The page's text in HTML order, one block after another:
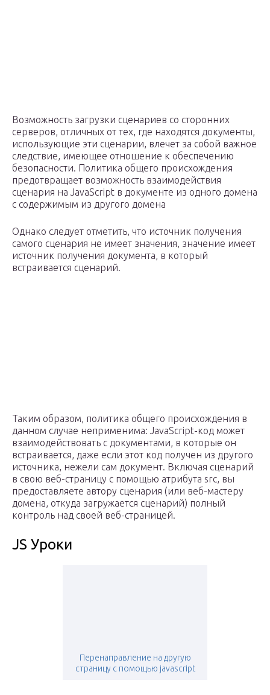
Возможность загрузки сценариев со сторонних
серверов, отличных от тех, где находятся документы,
использующие эти сценарии, влечет за собой важное
следствие, имеющее отношение к обеспечению
безопасности. Политика общего происхождения
предотвращает возможность взаимодействия
сценария на JavaScript в документе из одного домена
с содержимым из другого домена
Однако следует отметить, что источник получения
самого сценария не имеет значения, значение имеет
источник получения документа, в который
встраивается сценарий.
Таким образом, политика общего происхождения в
данном случае неприменима: JavaScript-код может
взаимодействовать с документами, в которые он
встраивается, даже если этот код получен из другого
источника, нежели сам документ. Включая сценарий
в свою веб-страницу с помощью атрибута src, вы
предоставляете автору сценария (или веб-мастеру
домена, откуда загружается сценарий) полный
контроль над своей веб-страницей.
JS Уроки
Перенаправление на другую
страницу с помощью javascript